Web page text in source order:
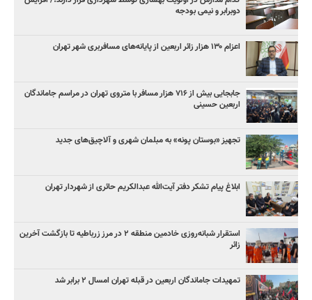
دوبرابر و نیمی بودجه
اعزام ۱۳۰ هزار زائر اربعین از پایانه‌های مسافربری شهر تهران
جابجایی بیش از ۷۱۶ هزار مسافر با متروی تهران در مراسم جاماندگان
اربعین حسینی
تجهیز «بوستان پونه» به مبلمان شهری و آلاچیق‌های جدید
ابلاغ پیام تشکر دفتر آیت‌الله عبدالکریم حائری از شهردار تهران
استقرار شبانه‌روزی خادمین منطقه ۲ در مرز زرباطیه تا بازگشت آخرین
زائر
تمهیدات جاماندگان اربعین در قبله تهران امسال ۲ برابر شد